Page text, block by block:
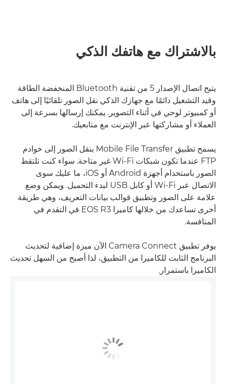
بالاشتراك مع هاتفك الذكي
يتيح اتصال الإصدار 5 من تقنية Bluetooth المنخفضة الطاقة
وقيد التشغيل دائمًا مع جهازك الذكي نقل الصور تلقائيًا إلى هاتف
أو كمبيوتر لوحي في أثناء التصوير. يمكنك إرسالها بسرعة إلى
العملاء أو مشاركتها عبر الإنترنت مع متابعيك.
يسمح تطبيق Mobile File Transfer بنقل الصور إلى خوادم
FTP عندما تكون شبكات Wi-Fi غير متاحة. سواء كنت تلتقط
الصور باستخدام أجهزة Android أو iOS، ما عليك سوى
الاتصال عبر Wi-Fi أو كابل USB لبدء التحميل. ويمكن وضع
علامة على الصور وتطبيق قوالب بيانات التعريف، وهي طريقة
أخرى تساعدك من خلالها كاميرا EOS R3 في التقدم في
المنافسة.
يوفر تطبيق Camera Connect الآن ميزة إضافية لتحديث
البرنامج الثابت للكاميرا من التطبيق، لذا أصبح من السهل تحديث
الكاميرا باستمرار.